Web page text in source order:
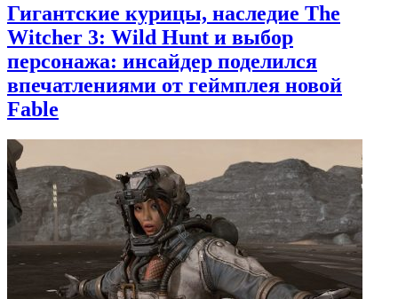
Гигантские курицы, наследие The
Witcher 3: Wild Hunt и выбор
персонажа: инсайдер поделился
впечатлениями от геймплея новой
Fable